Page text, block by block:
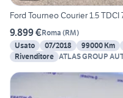
Ford Tourneo Courier 1.5 TDCI
9.899 €Roma (RM)
Usato
07/2018 99000 Km
Rivenditore ATLAS GROUP